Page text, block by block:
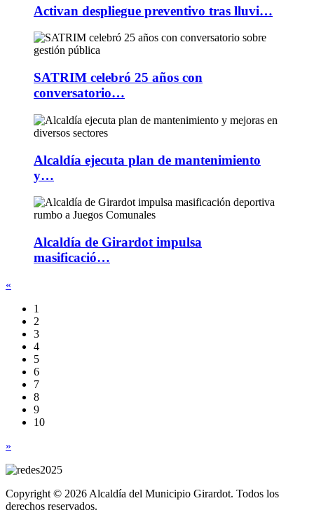
Activan despliegue preventivo tras lluvi…
SATRIM celebró 25 años con
conversatorio…
Alcaldía ejecuta plan de mantenimiento
y…
Alcaldía de Girardot impulsa
masificació…
«
1
2
3
4
5
6
7
8
9
10
»
Copyright © 2026 Alcaldía del Municipio Girardot. Todos los
derechos reservados.